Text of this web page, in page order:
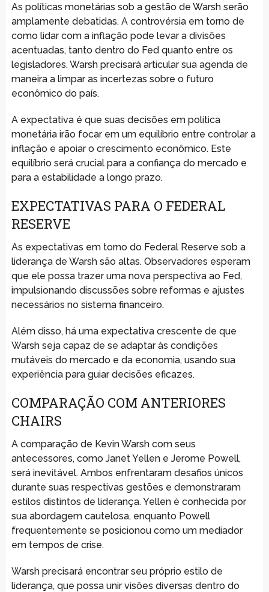
As políticas monetárias sob a gestão de Warsh serão
amplamente debatidas. A controvérsia em torno de
como lidar com a inflação pode levar a divisões
acentuadas, tanto dentro do Fed quanto entre os
legisladores. Warsh precisará articular sua agenda de
maneira a limpar as incertezas sobre o futuro
econômico do país.
A expectativa é que suas decisões em política
monetária irão focar em um equilíbrio entre controlar a
inflação e apoiar o crescimento econômico. Este
equilíbrio será crucial para a confiança do mercado e
para a estabilidade a longo prazo.
EXPECTATIVAS PARA O FEDERAL
RESERVE
As expectativas em torno do Federal Reserve sob a
liderança de Warsh são altas. Observadores esperam
que ele possa trazer uma nova perspectiva ao Fed,
impulsionando discussões sobre reformas e ajustes
necessários no sistema financeiro.
Além disso, há uma expectativa crescente de que
Warsh seja capaz de se adaptar às condições
mutáveis do mercado e da economia, usando sua
experiência para guiar decisões eficazes.
COMPARAÇÃO COM ANTERIORES
CHAIRS
A comparação de Kevin Warsh com seus
antecessores, como Janet Yellen e Jerome Powell,
será inevitável. Ambos enfrentaram desafios únicos
durante suas respectivas gestões e demonstraram
estilos distintos de liderança. Yellen é conhecida por
sua abordagem cautelosa, enquanto Powell
frequentemente se posicionou como um mediador
em tempos de crise.
Warsh precisará encontrar seu próprio estilo de
liderança, que possa unir visões diversas dentro do